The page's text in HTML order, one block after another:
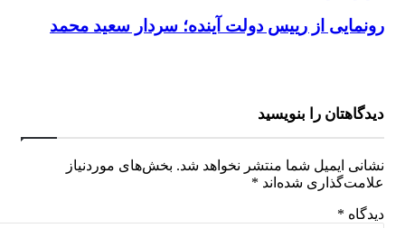
رونمایی از رییس دولت آینده؛ سردار سعید محمد
رونمایی از رییس دولت آینده؛ سردار سعید محمد
دیدگاهتان را بنویسید
نشانی ایمیل شما منتشر نخواهد شد. بخش‌های موردنیاز
علامت‌گذاری شده‌اند *
دیدگاه *